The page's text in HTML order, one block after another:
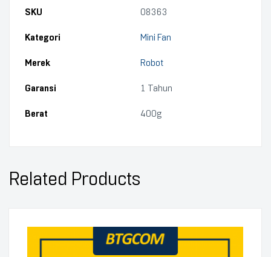
SKU 08363
Kategori Mini Fan
Merek Robot
Garansi 1 Tahun
Berat 400g
Related Products